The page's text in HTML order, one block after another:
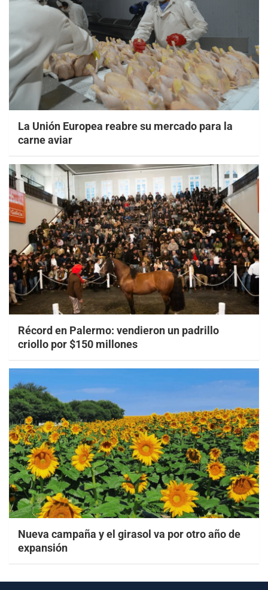
La Unión Europea reabre su mercado para la
carne aviar
Récord en Palermo: vendieron un padrillo
criollo por $150 millones
Nueva campaña y el girasol va por otro año de
expansión